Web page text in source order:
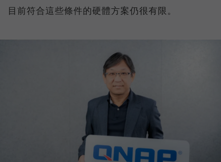
目前符合這些條件的硬體方案仍很有限。